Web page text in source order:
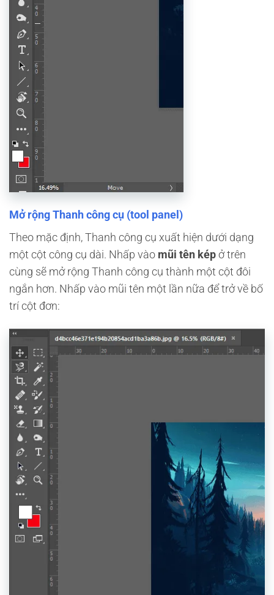
Mở rộng Thanh công cụ (tool panel)
Theo mặc định, Thanh công cụ xuất hiện dưới dạng
một cột công cụ dài. Nhấp vào mũi tên kép ở trên
cùng sẽ mở rộng Thanh công cụ thành một cột đôi
ngắn hơn. Nhấp vào mũi tên một lần nữa để trở về bố
trí cột đơn: